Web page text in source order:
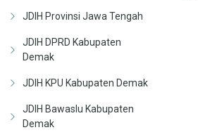
JDIH Provinsi Jawa Tengah
JDIH DPRD Kabupaten
Demak
JDIH KPU Kabupaten Demak
JDIH Bawaslu Kabupaten
Demak